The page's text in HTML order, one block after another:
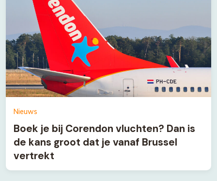
Nieuws
Boek je bij Corendon vluchten? Dan is
de kans groot dat je vanaf Brussel
vertrekt